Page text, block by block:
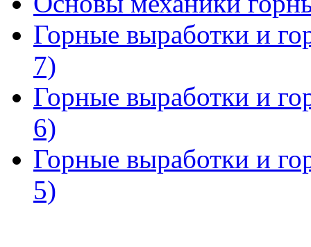
Горные выработки и
7)
Горные выработки и
6)
Горные выработки и
5)